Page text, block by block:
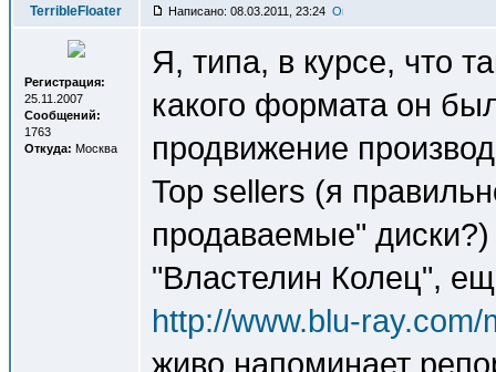
TerribleFloater Написано: 08.03.2011, 23:24
Регистрация:
25.11.2007
Сообщений:
1763
Откуда: Москва
Я, типа, в курсе, что
какого формата он
продвижение
Top sellers (я
продаваемые"
"Властелин Колец",
http://www.blu-
живо напоминает